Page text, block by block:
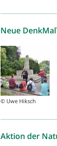
Neue
© Uwe Hiksch
Aktion der